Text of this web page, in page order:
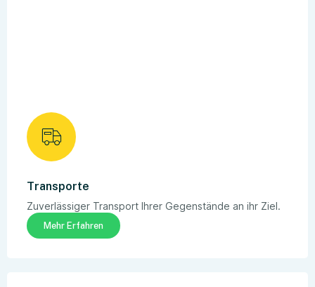
Transporte
Zuverlässiger Transport Ihrer Gegenstände an ihr Ziel.
Mehr Erfahren